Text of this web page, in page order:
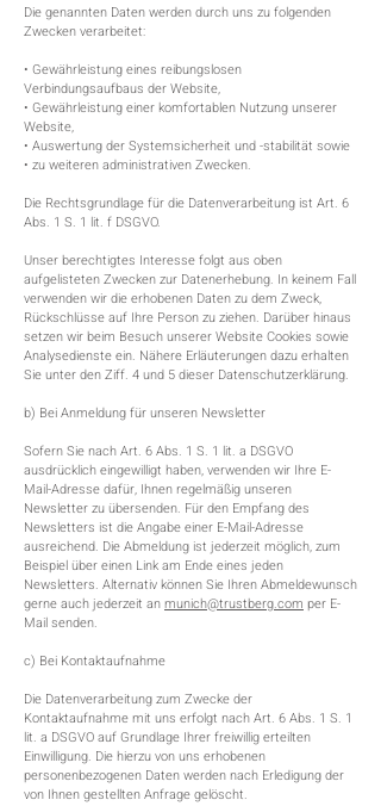
Die genannten Daten werden durch uns zu folgenden
Zwecken verarbeitet:
• Gewährleistung eines reibungslosen
Verbindungsaufbaus der Website,
• Gewährleistung einer komfortablen Nutzung unserer
Website,
• Auswertung der Systemsicherheit und -stabilität sowie
• zu weiteren administrativen Zwecken.
Die Rechtsgrundlage für die Datenverarbeitung ist Art. 6
Abs. 1 S. 1 lit. f DSGVO.
Unser berechtigtes Interesse folgt aus oben
aufgelisteten Zwecken zur Datenerhebung. In keinem Fall
verwenden wir die erhobenen Daten zu dem Zweck,
Rückschlüsse auf Ihre Person zu ziehen. Darüber hinaus
setzen wir beim Besuch unserer Website Cookies sowie
Analysedienste ein. Nähere Erläuterungen dazu erhalten
Sie unter den Ziff. 4 und 5 dieser Datenschutzerklärung.
b) Bei Anmeldung für unseren Newsletter
Sofern Sie nach Art. 6 Abs. 1 S. 1 lit. a DSGVO
ausdrücklich eingewilligt haben, verwenden wir Ihre E-
Mail-Adresse dafür, Ihnen regelmäßig unseren
Newsletter zu übersenden. Für den Empfang des
Newsletters ist die Angabe einer E-Mail-Adresse
ausreichend. Die Abmeldung ist jederzeit möglich, zum
Beispiel über einen Link am Ende eines jeden
Newsletters. Alternativ können Sie Ihren Abmeldewunsch
gerne auch jederzeit anmunich@trustberg.com per E-
Mail senden.
c) Bei Kontaktaufnahme
Die Datenverarbeitung zum Zwecke der
Kontaktaufnahme mit uns erfolgt nach Art. 6 Abs. 1 S. 1
lit. a DSGVO auf Grundlage Ihrer freiwillig erteilten
Einwilligung. Die hierzu von uns erhobenen
personenbezogenen Daten werden nach Erledigung der
von Ihnen gestellten Anfrage gelöscht.